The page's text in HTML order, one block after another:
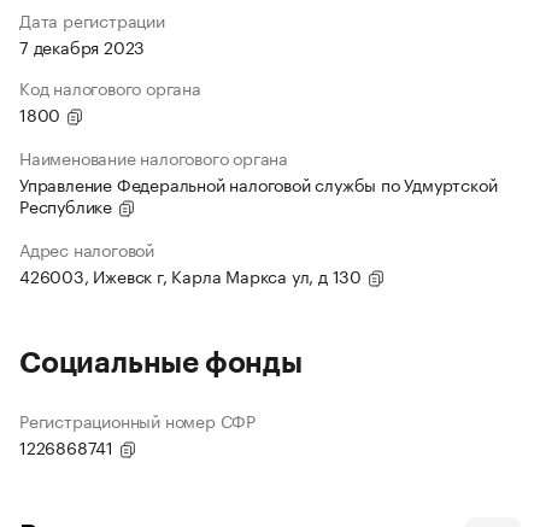
Дата регистрации
7 декабря 2023
Код налогового органа
1800
Наименование налогового органа
Управление Федеральной налоговой службы по Удмуртской
Республике
Адрес налоговой
426003, Ижевск г, Карла Маркса ул, д 130
Социальные фонды
Регистрационный номер СФР
1226868741